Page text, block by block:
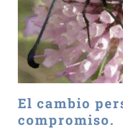
El cambio
compromiso.